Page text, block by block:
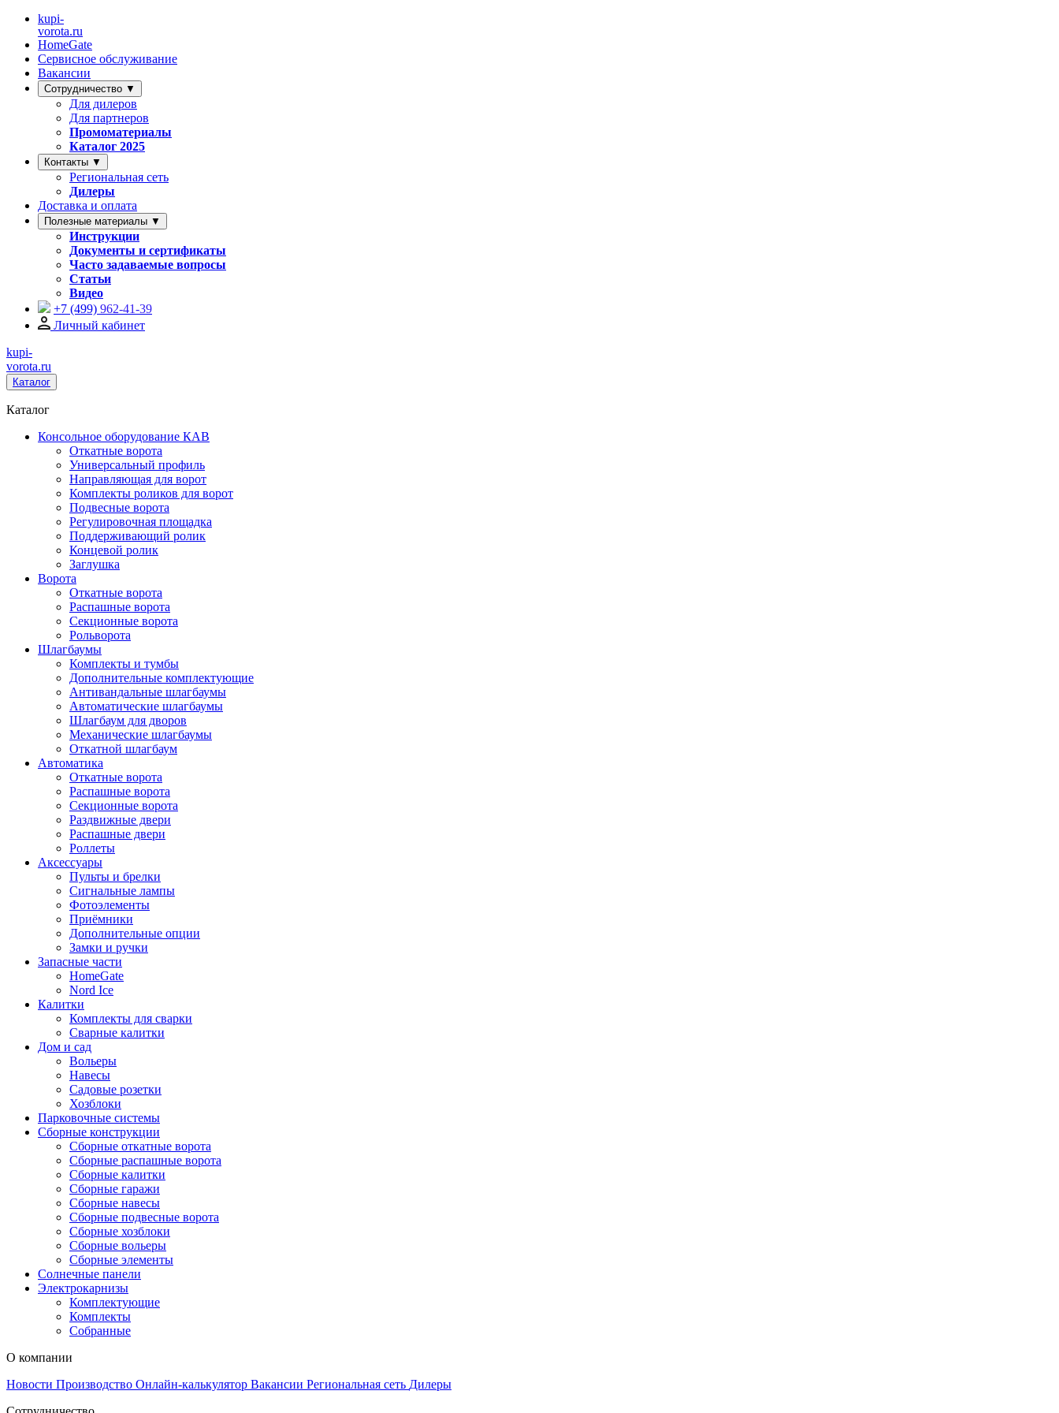
kupi-
vorota.ru
HomeGate
Сервисное обслуживание
Вакансии
Сотрудничество ▼
Для дилеров
Для партнеров
Промоматериалы
Каталог 2025
Контакты ▼
Региональная сеть
Дилеры
Доставка и оплата
Полезные материалы ▼
Инструкции
Документы и сертификаты
Часто задаваемые вопросы
Статьи
Видео
+7 (499) 962-41-39
Личный кабинет
kupi-
vorota.ru
Каталог
Каталог
Консольное оборудование КАВ
Откатные ворота
Универсальный профиль
Направляющая для ворот
Комплекты роликов для ворот
Подвесные ворота
Регулировочная площадка
Поддерживающий ролик
Концевой ролик
Заглушка
Ворота
Откатные ворота
Распашные ворота
Секционные ворота
Рольворота
Шлагбаумы
Комплекты и тумбы
Дополнительные комплектующие
Антивандальные шлагбаумы
Автоматические шлагбаумы
Шлагбаум для дворов
Механические шлагбаумы
Откатной шлагбаум
Автоматика
Откатные ворота
Распашные ворота
Секционные ворота
Раздвижные двери
Распашные двери
Роллеты
Аксессуары
Пульты и брелки
Сигнальные лампы
Фотоэлементы
Приёмники
Дополнительные опции
Замки и ручки
Запасные части
HomeGate
Nord Ice
Калитки
Комплекты для сварки
Сварные калитки
Дом и сад
Вольеры
Навесы
Садовые розетки
Хозблоки
Парковочные системы
Сборные конструкции
Сборные откатные ворота
Сборные распашные ворота
Сборные калитки
Сборные гаражи
Сборные навесы
Сборные подвесные ворота
Сборные хозблоки
Сборные вольеры
Сборные элементы
Солнечные панели
Электрокарнизы
Комплектующие
Комплекты
Собранные
О компании
Новости Производство Онлайн-калькулятор Вакансии Региональная сеть Дилеры